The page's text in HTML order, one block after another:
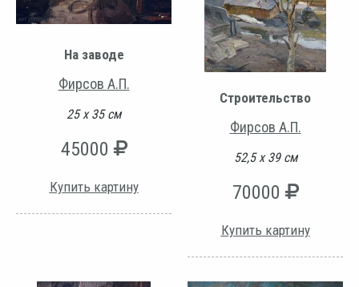
На заводе
Фирсов А.П.
25 х 35 см
45000
Купить картину
Строительство
Фирсов А.П.
52,5 х 39 см
70000
Купить картину